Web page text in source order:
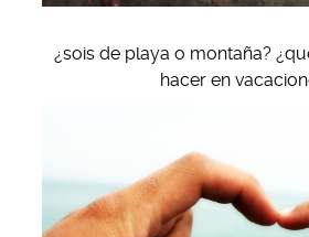
¿sois de playa o montaña?
hacer en